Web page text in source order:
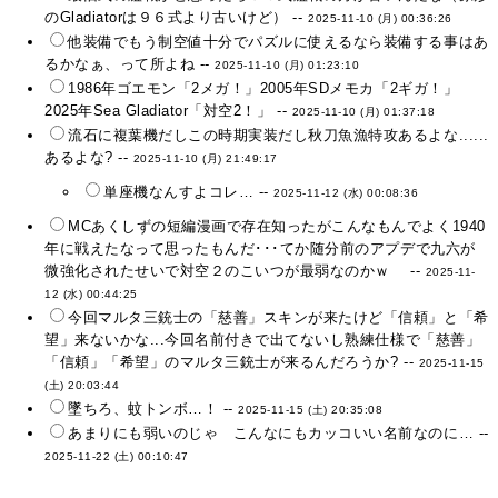
のGladiatorは９６式より古いけど） --2025-11-10 (月) 00:36:26
他装備でもう制空値十分でパズルに使えるなら装備する事はあ
るかなぁ、って所よね --2025-11-10 (月) 01:23:10
1986年ゴエモン「2メガ！」2005年SDメモカ「2ギガ！」
2025年Sea Gladiator「対空2！」 -- 2025-11-10 (月) 01:37:18
流石に複葉機だしこの時期実装だし秋刀魚漁特攻あるよな......
あるよな? -- 2025-11-10 (月) 21:49:17
単座機なんすよコレ… --2025-11-12 (水) 00:08:36
MCあくしずの短編漫画で存在知ったがこんなもんでよく1940
年に戦えたなって思ったもんだ･･･てか随分前のアプデで九六が
微強化されたせいで対空２のこいつが最弱なのかｗ -- 2025-11-
12 (水) 00:44:25
今回マルタ三銃士の「慈善」スキンが来たけど「信頼」と「希
望」来ないかな...今回名前付きで出てないし熟練仕様で「慈善」
「信頼」「希望」のマルタ三銃士が来るんだろうか? -- 2025-11-15
(土) 20:03:44
墜ちろ、蚊トンボ…！ --2025-11-15 (土) 20:35:08
あまりにも弱いのじゃ こんなにもカッコいい名前なのに… --
2025-11-22 (土) 00:10:47